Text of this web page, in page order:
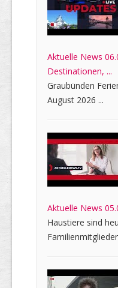
Aktuelle News
Destinationen, ...
Graubünden
August 2026 ...
Aktuelle News
Haustiere sind